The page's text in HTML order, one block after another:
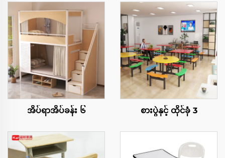
အိပ်ရာအိပ်ခန်း ၆ စားပွဲနှင့် ထိုင်ခုံ 3